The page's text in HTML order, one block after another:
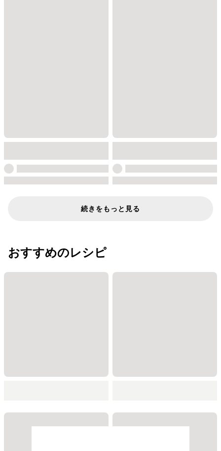
続きをもっと見る
おすすめのレシピ